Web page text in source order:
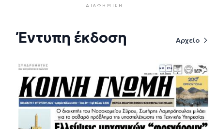
ΔΙΑΦΉΜΙΣΗ
Έντυπη έκδοση Αρχείο